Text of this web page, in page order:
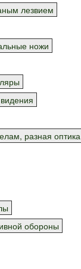
лезвием
ножи
разная оптика
обороны